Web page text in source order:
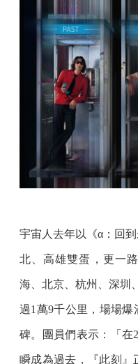
宇宙人去年以《α：回
北、高雄雙蛋，更一
海、北京、杭州、深圳
過1萬9千公里，場場
碑。團員們表示：「在
瞬成為過去，『此刻』